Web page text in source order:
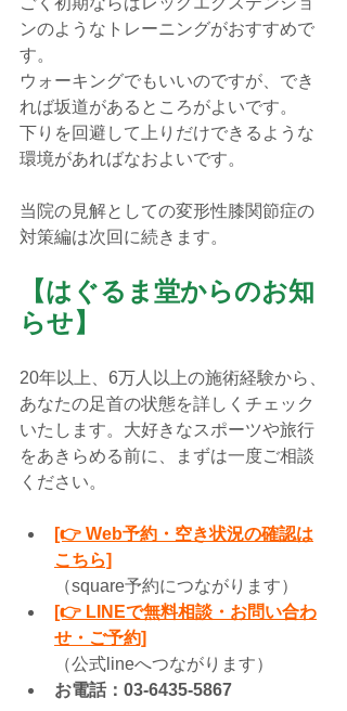
ンのようなトレーニングがおすすめで
す。
ウォーキングでもいいのですが、でき
れば坂道があるところがよいです。
下りを回避して上りだけできるような
環境があればなおよいです。
当院の見解としての変形性膝関節症の
対策編は次回に続きます。
【はぐるま堂からのお知
らせ】
20年以上、6万人以上の施術経験から、
あなたの足首の状態を詳しくチェック
いたします。大好きなスポーツや旅行
をあきらめる前に、まずは一度ご相談
ください。
[👉 Web予約・空き状況の確認は
こちら]
（square予約につながります）
[👉 LINEで無料相談・お問い合わ
せ・ご予約]
（公式lineへつながります）
お電話：03-6435-5867